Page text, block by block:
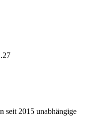
seit 2015 unabhängige